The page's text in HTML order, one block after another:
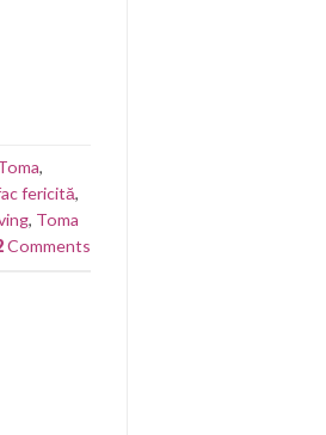
,
fericită,
, Toma
Comments